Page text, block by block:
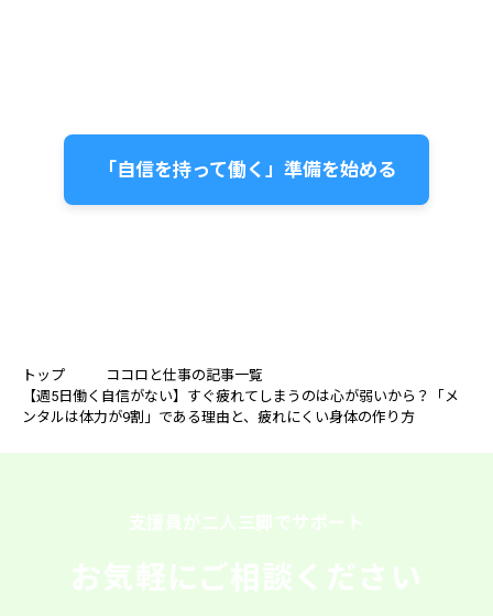
「自信を持って働く」準備を始める
トップ
ココロと仕事の記事一覧
【週5日働く自信がない】すぐ疲れてしまうのは心が弱いから？「メ
ンタルは体力が9割」である理由と、疲れにくい身体の作り方
支援員が二人三脚でサポート
お気軽にご相談ください